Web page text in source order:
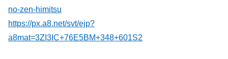
no-zen-himitsu
https://px.a8.net/svt/ejp?
a8mat=3ZI3IC+76E5BM+348+601S2